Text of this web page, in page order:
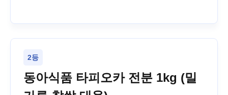
2등
동아식품 타피오카 전분 1kg (밀